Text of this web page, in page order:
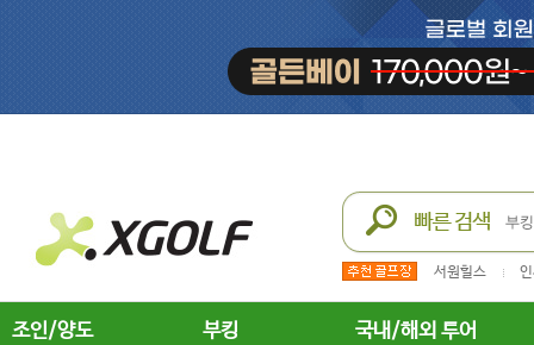
서원힐스
조인/양도 부킹 국내/해외 투어